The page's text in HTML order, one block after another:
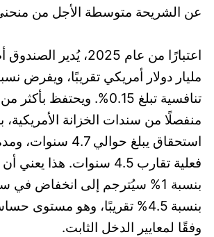
عن الشريحة متوسطة الأجل من منحنى
مليار دولار أمريكي تقريبًا، ويفرض
منفصلًا من سندات الخزانة
استحقاق يبلغ حوالي
فعلية تقارب 4.5 سنوات. هذا
بنسبة 1% سيُترجم إلى انخفاض
بنسبة 4.5% تقريبًا، وهو مستوى
وفقًا لمعايير الدخل الثابت.